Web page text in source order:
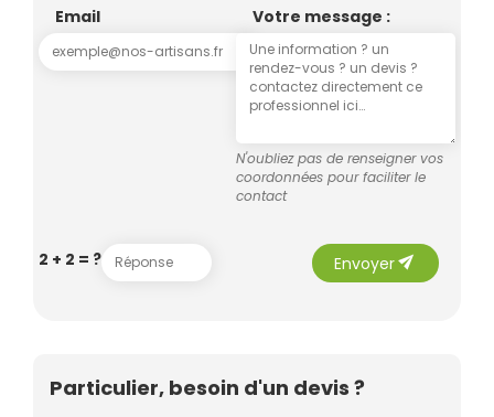
Email Votre message :
N'oubliez pas de renseigner vos
coordonnées pour faciliter le
contact
2 + 2 = ? Envoyersend
Particulier, besoin d'un devis ?